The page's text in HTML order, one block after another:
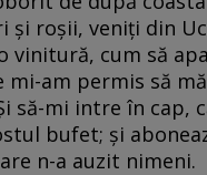
roșii, veniți din
cum să
am permis să
să-mi intre în cap,
bufet; și
n-a auzit nimeni.